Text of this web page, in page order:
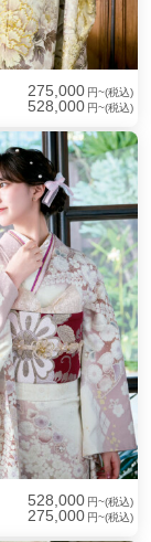
275,000 円~(税込)
528,000 円~(税込)
528,000 円~(税込)
275,000 円~(税込)